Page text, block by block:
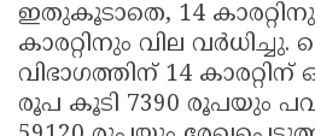
ഇതുകൂടാതെ, 14
കാരറ്റിനും വില വർധിച്ചു.
വിഭാഗത്തിന് 14 കാരറ്റിന്
രൂപ കൂടി 7390 രൂപയും